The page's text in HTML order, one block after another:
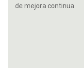
de mejora continua.